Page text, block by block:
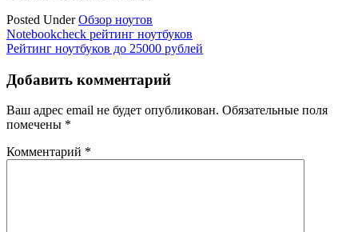
Posted UnderОбзор ноутов
Навигация
по
записям
Notebookcheck рейтинг ноутбуков
Рейтинг ноутбуков до 25000 рублей
Добавить комментарий
Ваш адрес email не будет опубликован. Обязательные поля
помечены *
Комментарий *